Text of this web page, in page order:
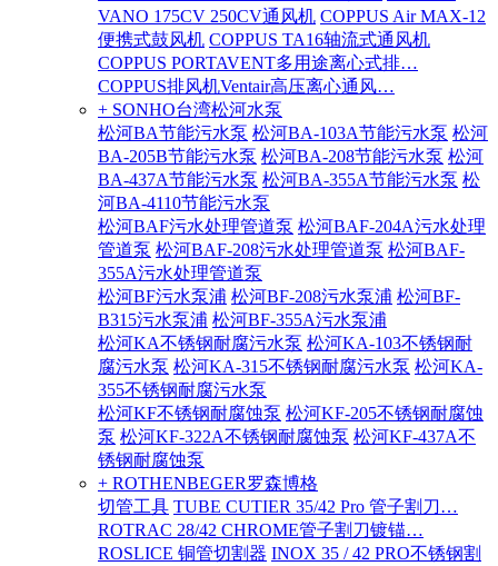
VANO 175CV 250CV通风机 COPPUS Air MAX-12
便携式鼓风机 COPPUS TA16轴流式通风机
COPPUS PORTAVENT多用途离心式排…
COPPUS排风机Ventair高压离心通风…
+ SONHO台湾松河水泵
松河BA节能污水泵 松河BA-103A节能污水泵 松河
BA-205B节能污水泵 松河BA-208节能污水泵 松河
BA-437A节能污水泵 松河BA-355A节能污水泵 松
河BA-4110节能污水泵
松河BAF污水处理管道泵 松河BAF-204A污水处理
管道泵 松河BAF-208污水处理管道泵 松河BAF-
355A污水处理管道泵
松河BF污水泵浦 松河BF-208污水泵浦 松河BF-
B315污水泵浦 松河BF-355A污水泵浦
松河KA不锈钢耐腐污水泵 松河KA-103不锈钢耐
腐污水泵 松河KA-315不锈钢耐腐污水泵 松河KA-
355不锈钢耐腐污水泵
松河KF不锈钢耐腐蚀泵 松河KF-205不锈钢耐腐蚀
泵 松河KF-322A不锈钢耐腐蚀泵 松河KF-437A不
锈钢耐腐蚀泵
+ ROTHENBEGER罗森博格
切管工具 TUBE CUTIER 35/42 Pro 管子割刀…
ROTRAC 28/42 CHROME管子割刀镀锚…
ROSLICE 铜管切割器 INOX 35 / 42 PRO不锈钢割